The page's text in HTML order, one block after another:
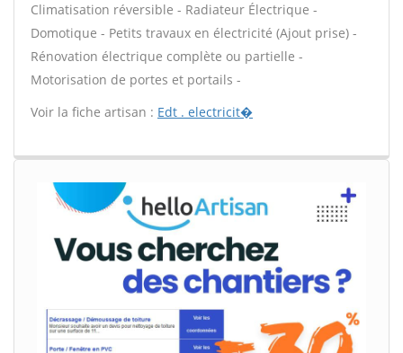
Climatisation réversible - Radiateur Électrique -
Domotique - Petits travaux en électricité (Ajout prise) -
Rénovation électrique complète ou partielle -
Motorisation de portes et portails -
Voir la fiche artisan : Edt . electricit�